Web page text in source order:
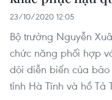
23/10/2020 12:05
Bộ trưởng Nguyễn
chức năng phối hợp
dõi diễn biến của
tỉnh Hà Tĩnh và hồ Tả